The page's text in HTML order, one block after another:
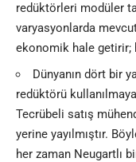
redüktörleri modüler
varyasyonlarda
ekonomik hale getirir;
Dünyanın dört bir
redüktörü
Tecrübeli satış
yerine yayılmıştır.
her zaman Neugartlı